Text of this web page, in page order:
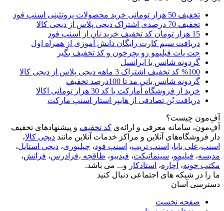
تخفیف 50 هزار تومانی خرید محصولات پروتئینی اسنپ فود
تخفیف 70 درصدی اشتراک دیجی پلاس از دیجی کالا
15 هزار تومان کد تخفیف خرید نان از اسنپ فود
دریافت سیم کارت رایگان دانش آموزی از همراه اول
جت پات فیلیمو رو بچرخون و کد تخفیف بگیر
گردونه شانس با ایرانسل
%100 کد تخفیف اشتراک 3 ماهه دیجی پلاس از دیجی کالا
گردونه شانس بانی مد تا 100درصد تخفیف
خرید از فروشگاه اُمارکت با کد 30 هزار تومانی اکالا
دریافت بُن تصادفی از هایپر استار اسنپ مارکت
آفِ‌مون چیست؟
آفِ‌مون، سامانه معرفی و ارائه‌ی کد تخفیف و پیشنهادهای تخفیف
دار فروشگاه‌های آنلاین و مراکز خدمات آنلاین مانند دیجی کالا،
اسنپ،علی بابا، اسنپ تریپ، اسنپ فود، چیلیوری، دیجی استایل،
مدیسه، فیلیمو، سینماتیکت، فیدیبو، طاقچه ،فرادرس، فرانش،
مکتب خونه، آچاره، استادکار و... می باشد.
ما را در شبکه های اجتماعی دنبال کنید
دسترسی آسان
صفحه نخست